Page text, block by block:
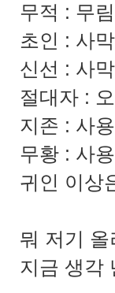
무적 : 무
초인 : 사
신선 : 사
절대자 :
지존 : 사
무황 : 사
귀인 이상
뭐 저기
지금 생각